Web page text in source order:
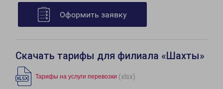
Оформить заявку
Скачать тарифы для филиала «Шахты»
Тарифы на услуги перевозки (xlsx)